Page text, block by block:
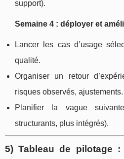
support).
Semaine 4 : déployer et
Lancer les cas d’usage
qualité.
Organiser un retour
risques observés, ajustements.
Planifier la vague
structurants, plus intégrés).
5) Tableau de pilotage